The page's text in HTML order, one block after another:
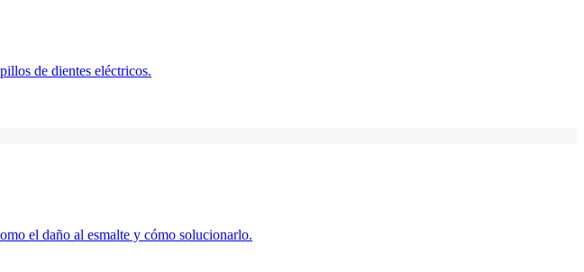
de dientes eléctricos.
el daño al esmalte y cómo solucionarlo.